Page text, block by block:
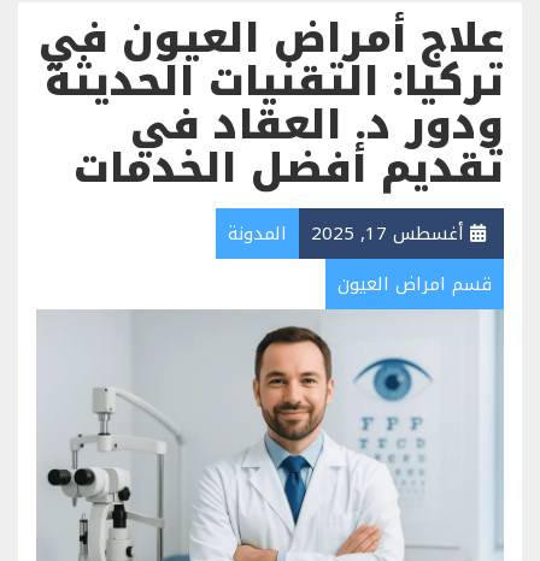
علاج أمراض العيون في
تركيا: التقنيات الحديثة
ودور د. العقاد في
تقديم أفضل الخدمات
أغسطس 17, 2025
المدونة
قسم امراض العيون